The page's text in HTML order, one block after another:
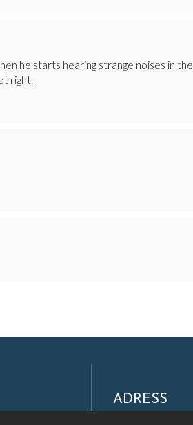
he starts hearing strange noises in the
right.
ADRESS